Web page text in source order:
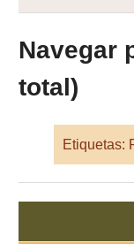
Navegar
total)
Etiquetas: